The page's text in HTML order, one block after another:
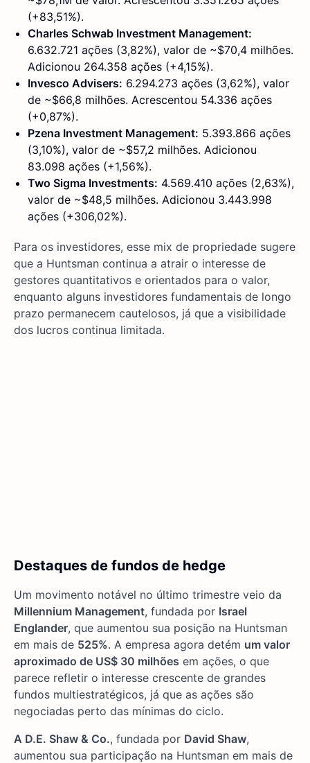
(+83,51%).
Charles Schwab Investment Management:
6.632.721 ações (3,82%), valor de ~$70,4 milhões.
Adicionou 264.358 ações (+4,15%).
Invesco Advisers: 6.294.273 ações (3,62%), valor
de ~$66,8 milhões. Acrescentou 54.336 ações
(+0,87%).
Pzena Investment Management: 5.393.866 ações
(3,10%), valor de ~$57,2 milhões. Adicionou
83.098 ações (+1,56%).
Two Sigma Investments: 4.569.410 ações (2,63%),
valor de ~$48,5 milhões. Adicionou 3.443.998
ações (+306,02%).
Para os investidores, esse mix de propriedade sugere
que a Huntsman continua a atrair o interesse de
gestores quantitativos e orientados para o valor,
enquanto alguns investidores fundamentais de longo
prazo permanecem cautelosos, já que a visibilidade
dos lucros continua limitada.
Destaques de fundos de hedge
Um movimento notável no último trimestre veio da
Millennium Management, fundada por Israel
Englander, que aumentou sua posição na Huntsman
em mais de 525%. A empresa agora detém um valor
aproximado de US$ 30 milhões em ações, o que
parece refletir o interesse crescente de grandes
fundos multiestratégicos, já que as ações são
negociadas perto das mínimas do ciclo.
A D.E. Shaw & Co., fundada por David Shaw,
aumentou sua participação na Huntsman em mais de